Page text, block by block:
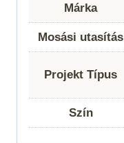
Márka
Mosási utasítás
Projekt Típus
Szín